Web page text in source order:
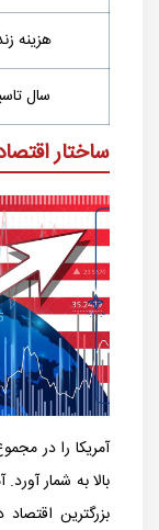
هزینه
سال
ساختار
آمریکا را در